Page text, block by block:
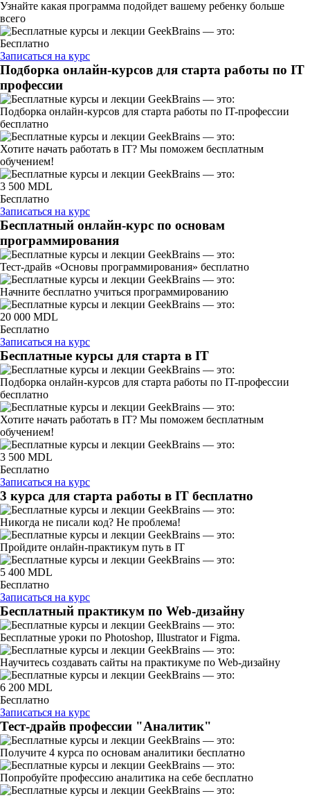
Узнайте какая программа подойдет вашему ребенку больше
всего
Бесплатно
Записаться на курс
Подборка онлайн-курсов для старта работы по IT
профессии
Подборка онлайн-курсов для старта работы по IT-профессии
бесплатно
Хотите начать работать в IT? Мы поможем бесплатным
обучением!
3 500 MDL
Бесплатно
Записаться на курс
Бесплатный онлайн-курс по основам
программирования
Тест-драйв «Основы программирования» бесплатно
Начните бесплатно учиться программированию
20 000 MDL
Бесплатно
Записаться на курс
Бесплатные курсы для старта в IT
Подборка онлайн-курсов для старта работы по IT-профессии
бесплатно
Хотите начать работать в IT? Мы поможем бесплатным
обучением!
3 500 MDL
Бесплатно
Записаться на курс
3 курса для старта работы в IT бесплатно
Никогда не писали код? Не проблема!
Пройдите онлайн-практикум путь в IT
5 400 MDL
Бесплатно
Записаться на курс
Бесплатный практикум по Web-дизайну
Бесплатные уроки по Photoshop, Illustrator и Figma.
Научитесь создавать сайты на практикуме по Web-дизайну
6 200 MDL
Бесплатно
Записаться на курс
Тест-драйв профессии "Аналитик"
Получите 4 курса по основам аналитики бесплатно
Попробуйте профессию аналитика на себе бесплатно